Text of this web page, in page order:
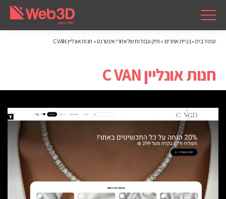
עמוד בית»בניית אתרים » תיק עבודות של אתרי אינטרנט» חנות אונליין C VAN
חנות אונליין C VAN